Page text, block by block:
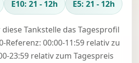
E10: 21 - 12h E5: 21 - 12h
Tankstelle das Tagesprofil
Referenz: 00:00-11:59 relativ zu
23:59 relativ zum Tagespreis